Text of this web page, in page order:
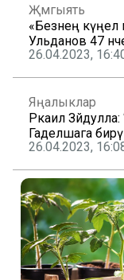
Җәмгыять
«Безнең күңел
Ульданов 47
26.04.2023,
Яңалыклар
Ркаил
Гаделшага
26.04.2023,